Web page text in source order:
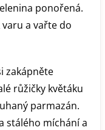
ponořená.
a vařte do
zakápněte
růžičky květáku
parmazán.
stálého míchání a